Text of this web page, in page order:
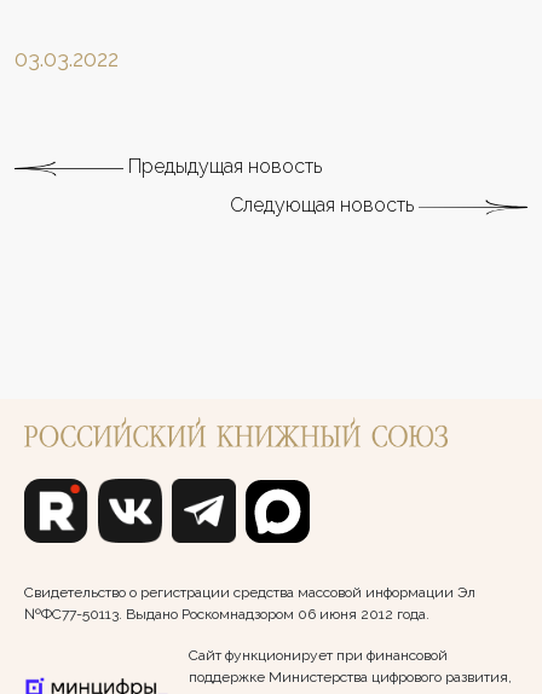
03.03.2022
Предыдущая новость
Следующая новость
Свидетельство о регистрации средства массовой информации Эл
№ФС77-50113. Выдано Роскомнадзором 06 июня 2012 года.
Сайт функционирует при финансовой
поддержке Министерства цифрового развития,